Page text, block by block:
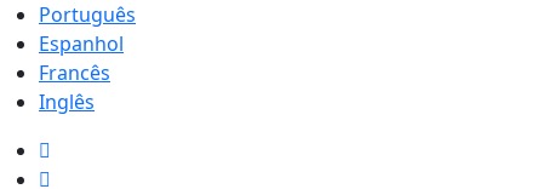
Português
Espanhol
Francês
Inglês